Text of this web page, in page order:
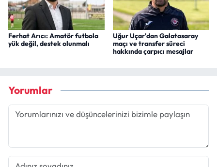
Ferhat Arıcı: Amatör futbola
yük değil, destek olunmalı
Uğur Uçar'dan Galatasaray
maçı ve transfer süreci
hakkında çarpıcı mesajlar
Yorumlar